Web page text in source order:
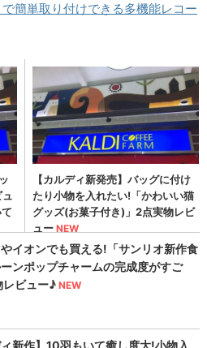
簡単取り付けできる多機能レコー